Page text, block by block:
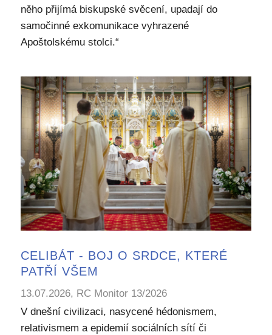
něho přijímá biskupské svěcení, upadají do
samočinné exkomunikace vyhrazené
Apoštolskému stolci.“
CELIBÁT - BOJ O SRDCE, KTERÉ
PATŘÍ VŠEM
13.07.2026, RC Monitor 13/2026
V dnešní civilizaci, nasycené hédonismem,
relativismem a epidemií sociálních sítí či